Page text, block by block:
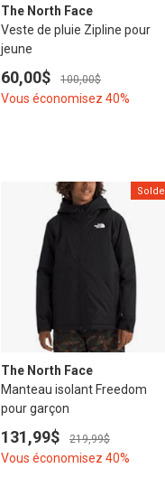
The North Face
Veste de pluie Zipline pour
jeune
60,00$ 100,00$
Vous économisez 40%
Solde
The North Face
Manteau isolant Freedom
pour garçon
131,99$ 219,99$
Vous économisez 40%